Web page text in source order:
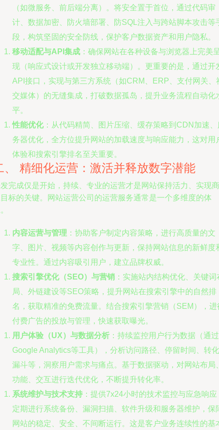
（如微服务、前后端分离）。将安全置于首位，通过代码审
计、数据加密、防火墙部署、防SQL注入与跨站脚本攻击等
段，构筑坚固的安全防线，保护客户数据资产和用户隐私。
移动适配与API集成 ：确保网站在各种设备与浏览器上完美
现（响应式设计或开发独立移动端）。更重要的是，通过开
API接口，实现与第三方系统（如CRM、ERP、支付网关、
交媒体）的无缝集成，打破数据孤岛，提升业务流程自动化
平。
性能优化：从代码精简、图片压缩、缓存策略到CDN加速、
务器优化，全方位提升网站的加载速度与响应能力，这对用
体验和搜索引擎排名至关重要。
、 精细化运营：激活并释放数字潜能
完成仅是开始，持续、专业的运营才是网站保持活力、实现商
标的关键。网站运营公司的运营服务通常是一个多维度的体
内容运营与管理 ：协助客户制定内容策略，进行高质量的文
字、图片、视频等内容创作与更新，保持网站信息的新鲜度
专业性。通过内容吸引用户，建立品牌权威。
搜索引擎优化（SEO）与营销 ：实施站内结构优化、关键词
局、外链建设等SEO策略，提升网站在搜索引擎中的自然排
名，获取精准的免费流量。结合搜索引擎营销（SEM），进
付费广告的投放与管理，快速获取曝光。
用户体验（UX）与数据分析 ：持续监控用户行为数据（通过
Google Analytics等工具），分析访问路径、停留时间、转化
漏斗等，洞察用户需求与痛点。基于数据驱动，对网站布局
功能、交互进行迭代优化，不断提升转化率。
系统维护与技术支持 ：提供7x24小时的技术监控与应急响应
定期进行系统备份、漏洞扫描、软件升级和服务器维护，保
网站的稳定、安全、不间断运行。这是客户业务连续性的基